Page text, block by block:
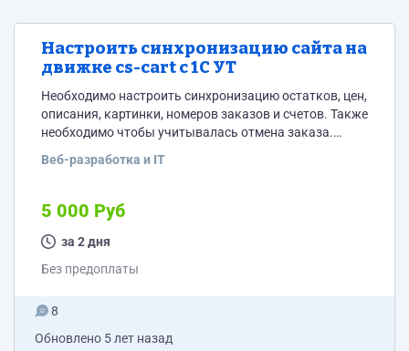
Настроить синхронизацию сайта на
движке cs-cart с 1С УТ
Необходимо настроить синхронизацию остатков, цен,
описания, картинки, номеров заказов и счетов. Также
необходимо чтобы учитывалась отмена заказа.
с 1С) подразумевается корректной выгрузкой
юридических лиц; корректное заполнение
реквизитов, не стиралось и не дублировались при
каждой последующей выгрузке-синхронизации .
Веб-разработка и IT
5 000 Руб
за 2 дня
Без предоплаты
8
Обновлено 5 лет назад